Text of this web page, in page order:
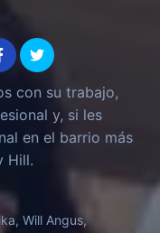
con su trabajo,
y, si les
en el barrio más
Hill.
Will Angus,